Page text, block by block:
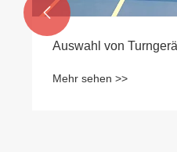
Auswahl von
Mehr sehen >>
